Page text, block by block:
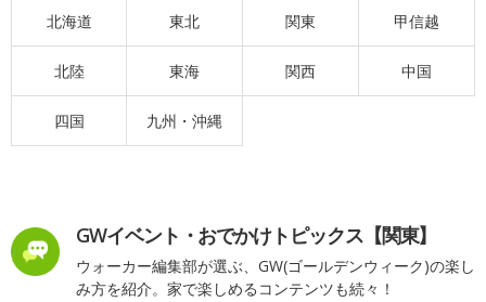
北海道 東北 関東 甲信越
北陸 東海 関西 中国
四国 九州・沖縄
GWイベント・おでかけトピックス【関東】
ウォーカー編集部が選ぶ、GW(ゴールデンウィーク)の楽し
み方を紹介。家で楽しめるコンテンツも続々！